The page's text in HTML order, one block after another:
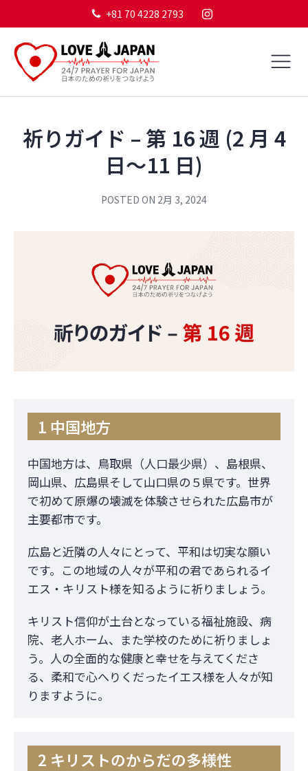
+81 70 4228 2793
祈りガイド – 第 16 週 (2 月 4
日～11 日)
POSTED ON 2月 3, 2024
1 中国地方
中国地方は、鳥取県（人口最少県）、島根県、
岡山県、広島県そして山口県の５県です。世界
で初めて原爆の壊滅を体験させられた広島市が
主要都市です。
広島と近隣の人々にとって、平和は切実な願い
です。この地域の人々が平和の君であられるイ
エス・キリスト様を知るように祈りましょう。
キリスト信仰が土台となっている福祉施設、病
院、老人ホーム、また学校のために祈りましょ
う。人の全面的な健康と幸せを与えてくださ
る、柔和で心へりくだったイエス様を人々が知
りますように。
2 キリストのからだの多様性